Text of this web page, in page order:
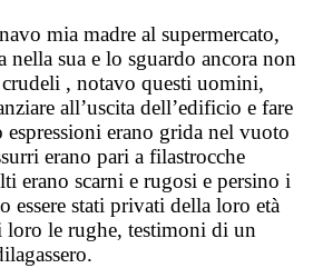
mia madre al supermercato,
nella sua e lo sguardo ancora non
, notavo questi uomini,
all’uscita dell’edificio e fare
erano grida nel vuoto
erano pari a filastrocche
erano scarni e rugosi e persino i
essere stati privati della loro età
loro le rughe, testimoni di un